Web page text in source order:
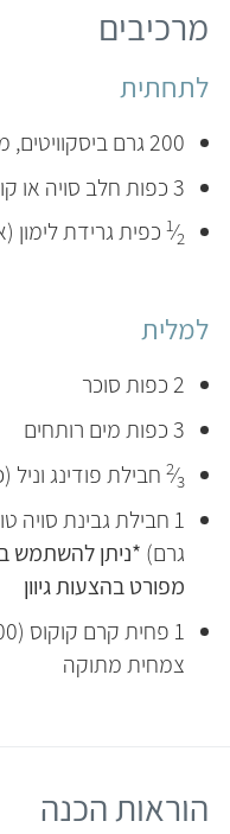
מרכיבים
לתחתית
200 גרם ביסקוויטים, מרוסקים לפירורים
3 כפות חלב סויה או קוקוס
1⁄2 כפית גרידת לימון
למלית
2 כפות סוכר
3 כפות מים רותחים
2⁄3 חבילת פודינג וניל (כ-50
גרם) *ניתן להשתמש
מפורט בהצעות גיוון
צמחית מתוקה
הוראות הכנה